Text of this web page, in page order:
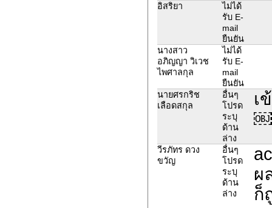
อิสริยา
ไม่ได้
รับ E-
mail
ยืนยัน
นางสาว
อภิญญา วิเวช
ไพศาลกุล
ไม่ได้
รับ E-
mail
ยืนยัน
นายศรกริช
เลือดสกุล
อื่นๆ
โปรด
ระบุ
ด้าน
ล่าง
เ
วีรภัทร ดวง
ขวัญ
อื่นๆ
โปรด
ระบุ
ด้าน
ล่าง
ผ
ก็